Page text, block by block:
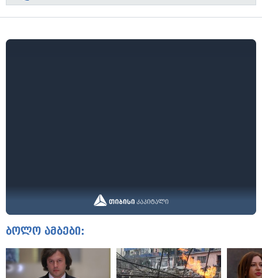
ბოლო ამბები: